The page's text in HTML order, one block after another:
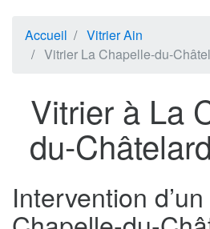
Accueil
Vitrier Ain
Vitrier La Chapelle-du-
Vitrier à La
du-
Intervention